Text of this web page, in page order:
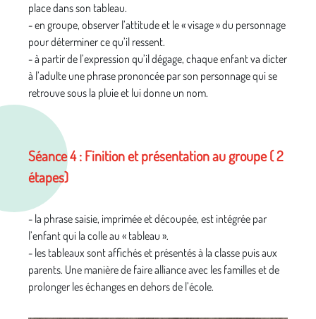
place dans son tableau.
- en groupe, observer l’attitude et le « visage » du personnage
pour déterminer ce qu’il ressent.
- à partir de l’expression qu’il dégage, chaque enfant va dicter
à l’adulte une phrase prononcée par son personnage qui se
retrouve sous la pluie et lui donne un nom.
Séance 4 : Finition et présentation au groupe ( 2
étapes)
- la phrase saisie, imprimée et découpée, est intégrée par
l’enfant qui la colle au « tableau ».
- les tableaux sont affichés et présentés à la classe puis aux
parents. Une manière de faire alliance avec les familles et de
prolonger les échanges en dehors de l’école.